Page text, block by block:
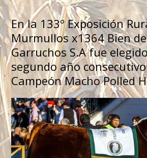
En la 133º Exposición
Murmullos x1364 Bien
Garruchos S.A fue
segundo año
Campeón Macho Polled